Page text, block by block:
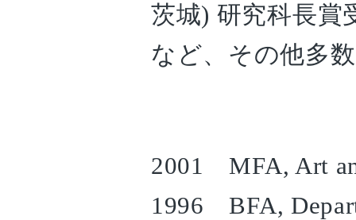
茨城) 研究科長賞
など、その他多
2001 MFA, Art
1996 BFA,